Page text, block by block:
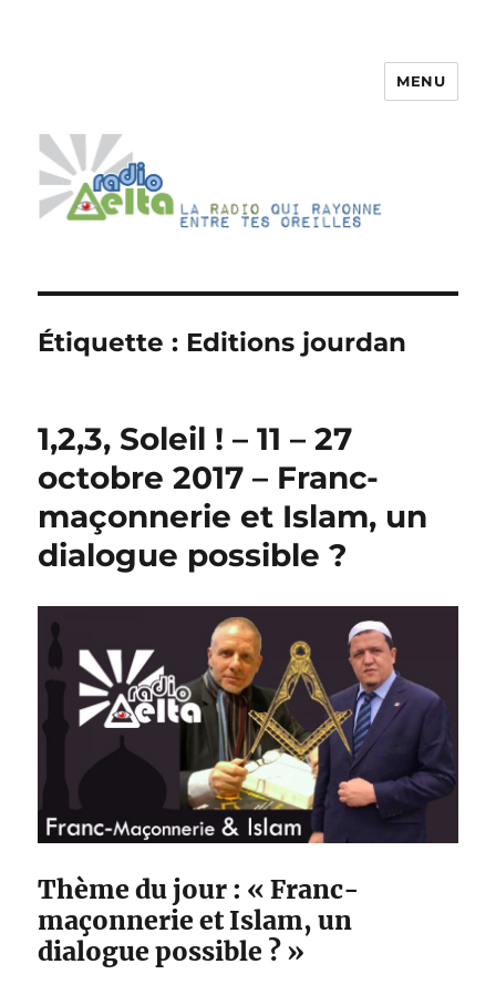
MENU
Étiquette : Editions jourdan
1,2,3, Soleil ! – 11 – 27
octobre 2017 – Franc-
maçonnerie et Islam, un
dialogue possible ?
Thème du jour : « Franc-
maçonnerie et Islam, un
dialogue possible ? »